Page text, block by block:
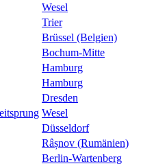
Wesel
Trier
Brüssel (Belgien)
Bochum-Mitte
Hamburg
Hamburg
Dresden
Wesel
Düsseldorf
Râșnov (Rumänien)
Berlin-Wartenberg